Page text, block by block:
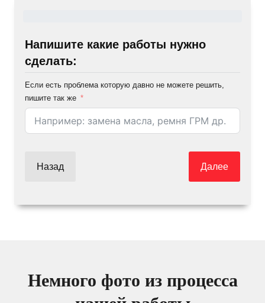
Напишите какие работы нужно
сделать:
Если есть проблема которую давно не можете решить,
пишите так же
Назад Далее
Немного фото из процесса